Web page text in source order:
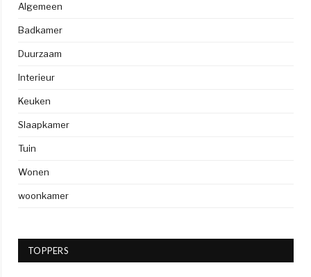
Algemeen
Badkamer
Duurzaam
Interieur
Keuken
Slaapkamer
Tuin
Wonen
woonkamer
TOPPERS